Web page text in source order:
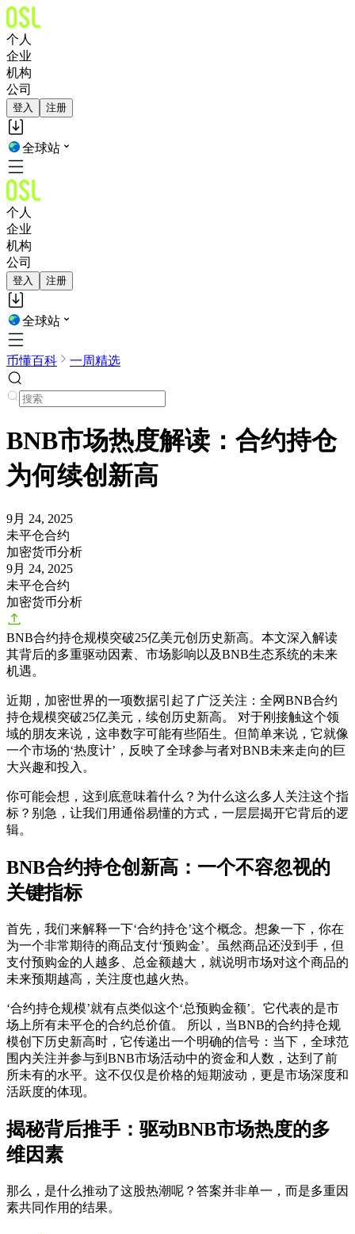
个人
企业
机构
公司
登入 注册
全球站
个人
企业
机构
公司
登入 注册
全球站
币懂百科 一周精选
BNB市场热度解读：合约持仓
为何续创新高
9月 24, 2025
未平仓合约
加密货币分析
9月 24, 2025
未平仓合约
加密货币分析
BNB合约持仓规模突破25亿美元创历史新高。本文深入解读
其背后的多重驱动因素、市场影响以及BNB生态系统的未来
机遇。
近期，加密世界的一项数据引起了广泛关注： 全网BNB合约
持仓规模突破25亿美元，续创历史新高。 对于刚接触这个领
域的朋友来说，这串数字可能有些陌生。但简单来说，它就像
一个市场的‘热度计’，反映了全球参与者对BNB未来走向的巨
大兴趣和投入。
你可能会想，这到底意味着什么？为什么这么多人关注这个指
标？别急，让我们用通俗易懂的方式，一层层揭开它背后的逻
辑。
BNB合约持仓创新高：一个不容忽视的
关键指标
首先，我们来解释一下‘合约持仓’这个概念。想象一下，你在
为一个非常期待的商品支付‘预购金’。虽然商品还没到手，但
支付预购金的人越多、总金额越大，就说明市场对这个商品的
未来预期越高，关注度也越火热。
‘合约持仓规模’就有点类似这个‘总预购金额’。它代表的是市
场上所有未平仓的合约总价值。 所以，当BNB的合约持仓规
模创下历史新高时，它传递出一个明确的信号：当下，全球范
围内关注并参与到BNB市场活动中的资金和人数，达到了前
所未有的水平。这不仅仅是价格的短期波动，更是市场深度和
活跃度的体现。
揭秘背后推手：驱动BNB市场热度的多
维因素
那么，是什么推动了这股热潮呢？答案并非单一，而是多重因
素共同作用的结果。